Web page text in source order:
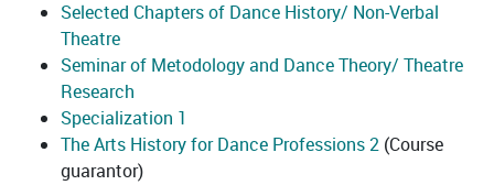
Selected Chapters of Dance History/ Non-Verbal
Theatre
Seminar of Metodology and Dance Theory/ Theatre
Research
Specialization 1
The Arts History for Dance Professions 2 (Course
guarantor)